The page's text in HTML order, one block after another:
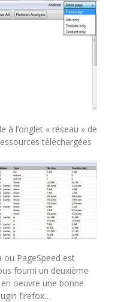
à l’onglet « réseau » de
téléchargées
PageSpeed est
fourni un deuxième
oeuvre une bonne
firefox…